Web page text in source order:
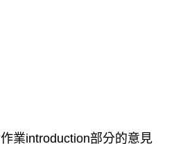
業introduction部分的意見